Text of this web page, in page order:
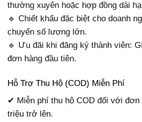
thường xuyên hoặc hợp đồng dài
🔹 Chiết khấu đặc biệt cho doanh
chuyển số lượng lớn.
🔹 Ưu đãi khi đăng ký thành viên:
đơn hàng đầu tiên.
Hỗ Trợ Thu Hộ (COD) Miễn Phí
✔ Miễn phí thu hộ COD đối với
triệu trở lên.